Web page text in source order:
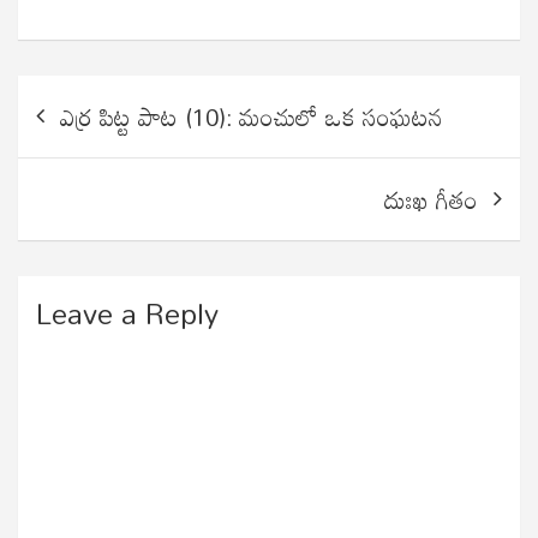
navigation
ఎర్ర పిట్ట పాట (10): మంచులో ఒక సంఘటన
దుఃఖ గీతం
Leave a Reply